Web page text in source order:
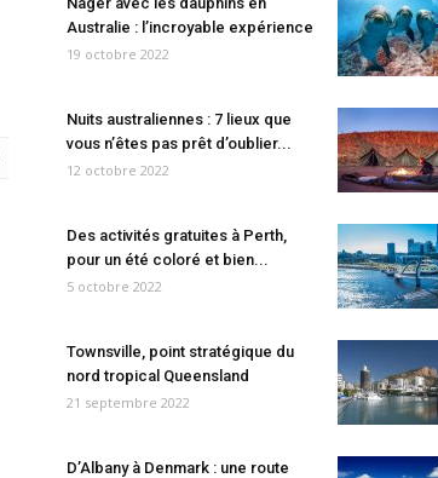
Australie : l’incroyable expérience
19 octobre 2022
Nuits australiennes : 7 lieux que
vous n’êtes pas prêt d’oublier...
12 octobre 2022
Des activités gratuites à Perth,
pour un été coloré et bien...
5 octobre 2022
Townsville, point stratégique du
nord tropical Queensland
21 septembre 2022
D’Albany à Denmark : une route